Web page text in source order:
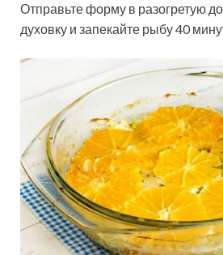
Отправьте форму в разогретую
духовку и запекайте рыбу 40